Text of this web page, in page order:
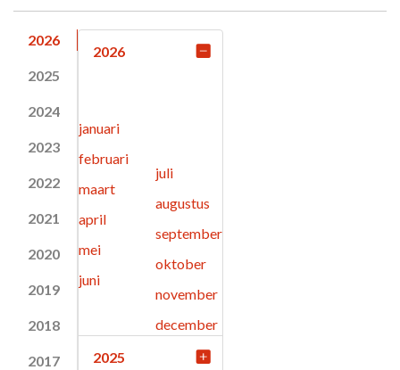
2026
2025
2024
2023
2022
2021
2020
2019
2018
2017
2026
januari
februari
maart
april
mei
juni
juli
augustus
september
oktober
november
december
2025